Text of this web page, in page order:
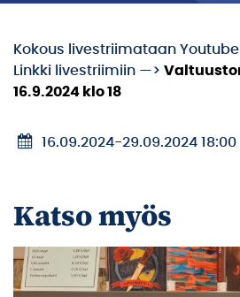
Kokous livestriimataan
Linkki livestriimiin —>
16.9.2024 klo 18
16.09.2024-29.09.2024 18:00
Katso myös